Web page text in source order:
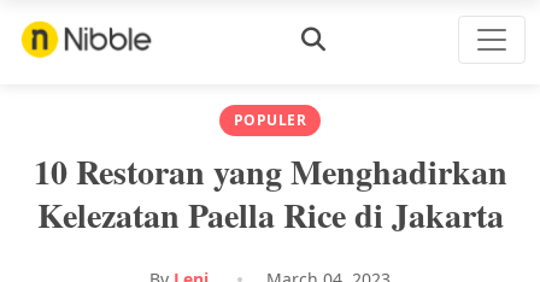
POPULER
10 Restoran yang Menghadirkan
Kelezatan Paella Rice di Jakarta